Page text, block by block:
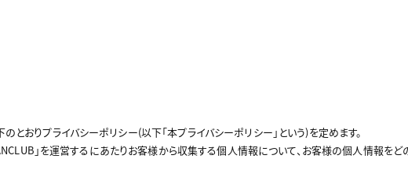
のとおりプライバシーポリシー(以下「本プライバシーポリシー」という)を定めます。
」を運営するにあたりお客様から収集する個人情報について、お客様の個人情報を